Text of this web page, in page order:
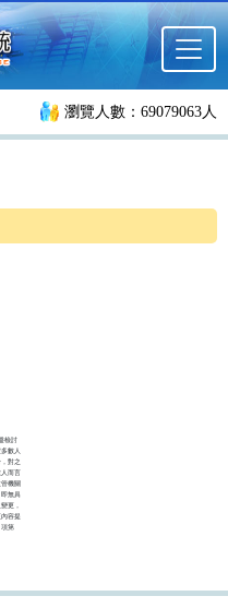
瀏覽人數：69079063人
檢討
數人
對之
人而言
機關
即無具
更，
內容提
項第